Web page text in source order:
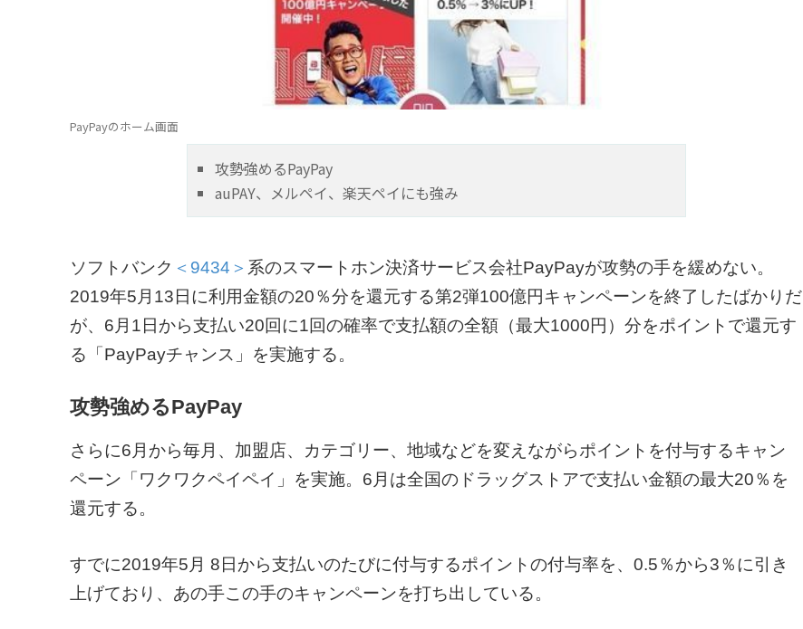
PayPayのホーム画面
攻勢強めるPayPay
auPAY、メルペイ、楽天ペイにも強み
ソフトバンク ＜9434＞ 系のスマートホン決済サービス会社PayPayが攻勢の手を緩めない。
2019年5月13日に利用金額の20％分を還元する第2弾100億円キャンペーンを終了したばかりだ
が、6月1日から支払い20回に1回の確率で支払額の全額（最大1000円）分をポイントで還元す
る「PayPayチャンス」を実施する。
攻勢強めるPayPay
さらに6月から毎月、加盟店、カテゴリー、地域などを変えながらポイントを付与するキャン
ペーン「ワクワクペイペイ」を実施。6月は全国のドラッグストアで支払い金額の最大20％を
還元する。
すでに2019年5月 8日から支払いのたびに付与するポイントの付与率を、0.5％から3％に引き
上げており、あの手この手のキャンペーンを打ち出している。